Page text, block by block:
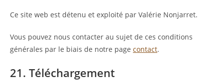
Ce site web est détenu et exploité par Valérie Nonjarret.
Vous pouvez nous contacter au sujet de ces conditions
générales par le biais de notre page contact.
21. Téléchargement